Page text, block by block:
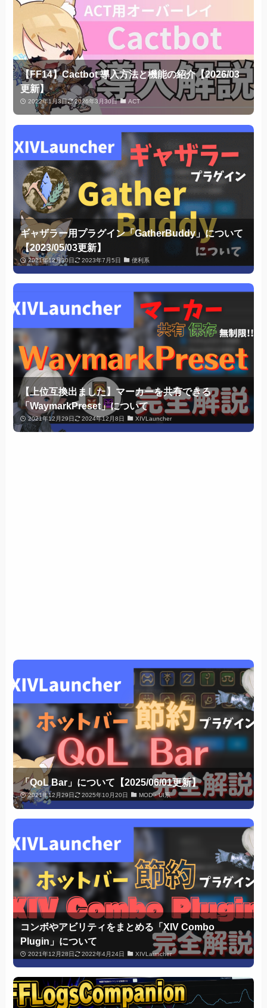
【FF14】Cactbot 導入方法と機能の紹介【2026/03
更新】
2022年1月3日 2026年3月30日 ACT
ギャザラー用プラグイン「GatherBuddy」について
【2023/05/03更新】
2021年12月30日 2023年7月5日 便利系
【上位互換出ました】マーカーを共有できる
「WaymarkPreset」について
2021年12月29日 2024年12月8日 XIVLauncher
「QoL Bar」について【2025/06/01更新】
2021年12月29日 2025年10月20日 MOD・UI系
コンボやアビリティをまとめる「XIV Combo
Plugin」について
2021年12月28日 2022年4月24日 XIVLauncher